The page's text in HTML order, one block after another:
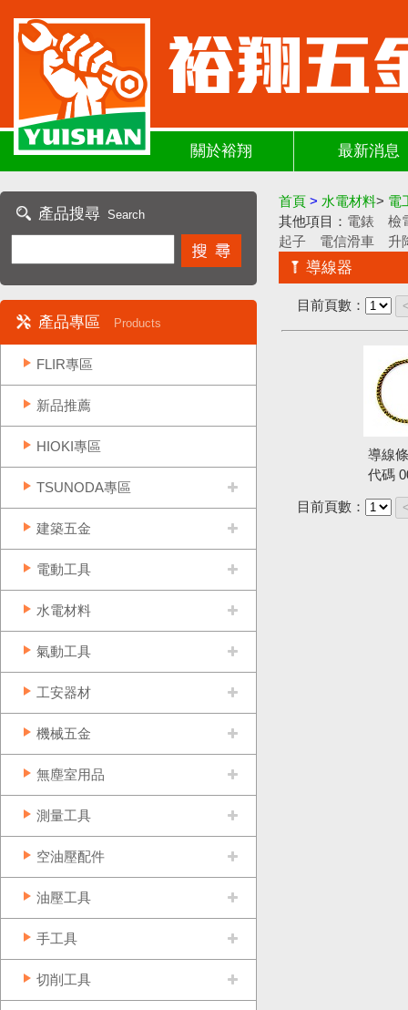
關於裕翔 最新消息
產品搜尋 Search
產品專區 Products
FLIR專區
新品推薦
HIOKI專區
TSUNODA專區
建築五金
電動工具
水電材料
氣動工具
工安器材
機械五金
無塵室用品
測量工具
空油壓配件
油壓工具
手工具
切削工具
首頁 > 水電材料> 電
其他項目： 電錶
檢
起子
電信滑車 升
導線器
目前頁數：
導線
代碼
目前頁數：